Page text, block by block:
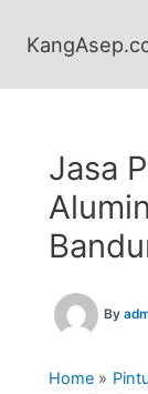
Jasa
By
Home